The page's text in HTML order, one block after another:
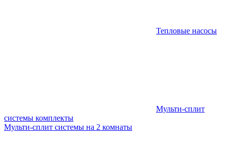
Тепловые насосы
Мульти-сплит
системы комплекты
Мульти-сплит системы на 2 комнаты